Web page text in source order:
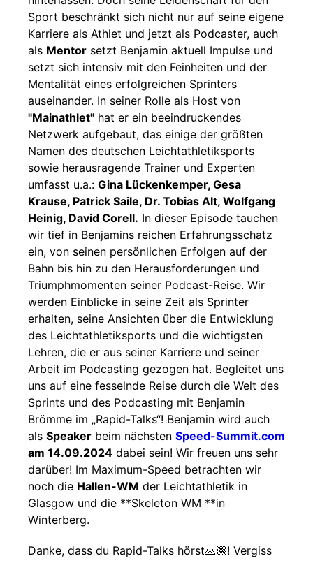
Sport beschränkt sich nicht nur auf seine eigene
Karriere als Athlet und jetzt als Podcaster, auch
als Mentor setzt Benjamin aktuell Impulse und
setzt sich intensiv mit den Feinheiten und der
Mentalität eines erfolgreichen Sprinters
auseinander. In seiner Rolle als Host von
"Mainathlet" hat er ein beeindruckendes
Netzwerk aufgebaut, das einige der größten
Namen des deutschen Leichtathletiksports
sowie herausragende Trainer und Experten
umfasst u.a.: Gina Lückenkemper, Gesa
Krause, Patrick Saile, Dr. Tobias Alt, Wolfgang
Heinig, David Corell. In dieser Episode tauchen
wir tief in Benjamins reichen Erfahrungsschatz
ein, von seinen persönlichen Erfolgen auf der
Bahn bis hin zu den Herausforderungen und
Triumphmomenten seiner Podcast-Reise. Wir
werden Einblicke in seine Zeit als Sprinter
erhalten, seine Ansichten über die Entwicklung
des Leichtathletiksports und die wichtigsten
Lehren, die er aus seiner Karriere und seiner
Arbeit im Podcasting gezogen hat. Begleitet uns
uns auf eine fesselnde Reise durch die Welt des
Sprints und des Podcasting mit Benjamin
Brömme im „Rapid-Talks“! Benjamin wird auch
als Speaker beim nächsten Speed-Summit.com
am 14.09.2024 dabei sein! Wir freuen uns sehr
darüber! Im Maximum-Speed betrachten wir
noch die Hallen-WM der Leichtathletik in
Glasgow und die **Skeleton WM **in
Winterberg.
Danke, dass du Rapid-Talks hörst🙏🏽! Vergiss